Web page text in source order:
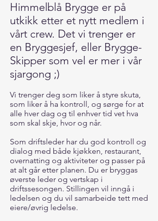
Himmelblå Brygge er på
utkikk etter et nytt medlem i
vårt crew. Det vi trenger er
en Bryggesjef, eller Brygge-
Skipper som vel er mer i vår
sjargong ;)
Vi trenger deg som liker å styre skuta,
som liker å ha kontroll, og sørge for at
alle hver dag og til enhver tid vet hva
som skal skje, hvor og når.
Som driftsleder har du god kontroll og
dialog med både kjøkken, restaurant,
overnatting og aktiviteter og passer på
at alt går etter planen. Du er bryggas
øverste leder og vertskap i
driftssesongen. Stillingen vil inngå i
ledelsen og du vil samarbeide tett med
eiere/øvrig ledelse.